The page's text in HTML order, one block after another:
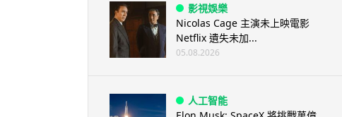
影視娛樂
Nicolas Cage 主演未上映電影
Netflix 遺失未加...
05.08.2026
人工智能